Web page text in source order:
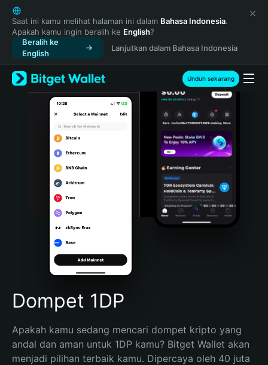
English
日本語
Tiếng Việt
Русский
Español (Latinoamérica)
Türkçe
Italiano
Português (Portugal)
Bahasa Indonesia
Português (Brasil)
Español (Argentina)
Saat ini kamu melihat halaman ini dalam Bahasa Indonesia.
Apakah kamu ingin beralih ke English?
Beralih ke
English
Lanjutkan dalam Bahasa Indonesia
Unduh sekarang
Dompet 1DP
Apakah kamu sedang mencari dompet kripto yang
andal dan aman untuk 1DP kamu? Bitget Wallet akan
menjadi pilihan terbaik kamu. Dipercaya oleh 40 juta